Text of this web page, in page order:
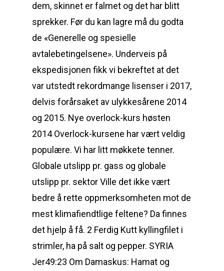
dem, skinnet er falmet og det har blitt
sprekker. Før du kan lagre må du godta
de «Generelle og spesielle
avtalebetingelsene». Underveis på
ekspedisjonen fikk vi bekreftet at det
var utstedt rekordmange lisenser i 2017,
delvis forårsaket av ulykkesårene 2014
og 2015. Nye overlock-kurs høsten
2014 Overlock-kursene har vært veldig
populære. Vi har litt møkkete tenner.
Globale utslipp pr. gass og globale
utslipp pr. sektor Ville det ikke vært
bedre å rette oppmerksomheten mot de
mest klimafiendtlige feltene? Da finnes
det hjelp å få. 2 Ferdig Kutt kyllingfilet i
strimler, ha på salt og pepper. SYRIA
Jer49:23 Om Damaskus: Hamat og